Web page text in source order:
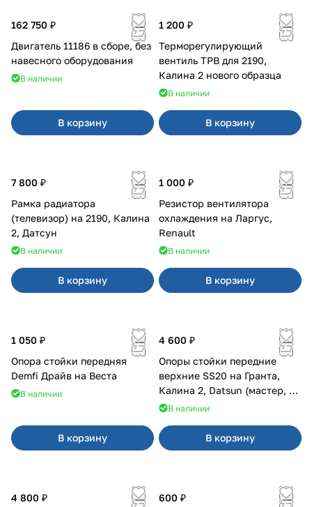
162 750 ₽
Двигатель 11186 в сборе, без
навесного оборудования
В наличии
В корзину
1 200 ₽
Терморегулирующий
вентиль ТРВ для 2190,
Калина 2 нового образца
В наличии
В корзину
7 800 ₽
Рамка радиатора
(телевизор) на 2190, Калина
2, Датсун
В наличии
В корзину
1 000 ₽
Резистор вентилятора
охлаждения на Ларгус,
Renault
В наличии
В корзину
1 050 ₽
Опора стойки передняя
Demfi Драйв на Веста
В наличии
В корзину
4 600 ₽
Опоры стойки передние
верхние SS20 на Гранта,
Калина 2, Datsun (мастер, с
ЭлУР, с подшипником) 2шт
В наличии
В корзину
4 800 ₽
600 ₽